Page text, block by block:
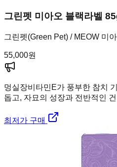
그린펫 미아오 블랙라벨
그린펫(Green Pet) / MEOW 미
55,000원
멍실장비타민E가 풍부한 참치
돕고, 자묘의 성장과 전반적인
최저가 구매